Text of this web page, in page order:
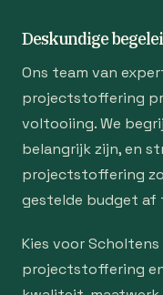
Deskundige
Ons team van
projectstoffering
voltooiing. We
belangrijk zijn, en
projectstoffering
gestelde budget af
Kies voor
projectstoffering